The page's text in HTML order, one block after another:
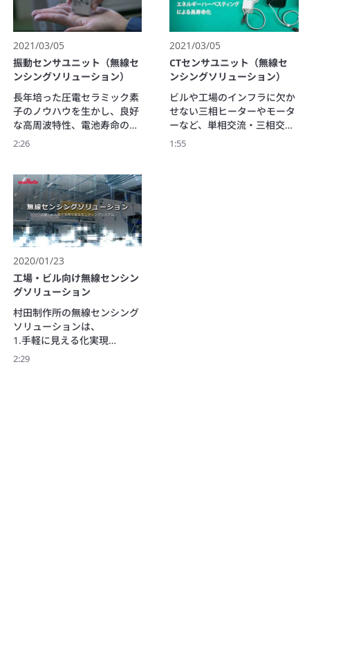
2021/03/05
振動センサユニット（無線セ
ンシングソリューション）
長年培った圧電セラミック素
子のノウハウを生かし、良好
な高周波特性、電池寿命の長
さを実現した無線振動センサ
回転設備に設置して振動の検
知により設備の異常を検知し
ます。
2:26
2021/03/05
CTセンサユニット（無線セ
ンシングソリューション）
ビルや工場のインフラに欠か
せない三相ヒーターやモータ
ーなど、単相交流・三相交流
電源で駆動する設備に設置し
1:55
2020/01/23
工場・ビル向け無線センシン
グソリューション
村田制作所の無線センシング
ソリューションは、
1.手軽に見える化実現
2.工事不要の簡単設置
2:29